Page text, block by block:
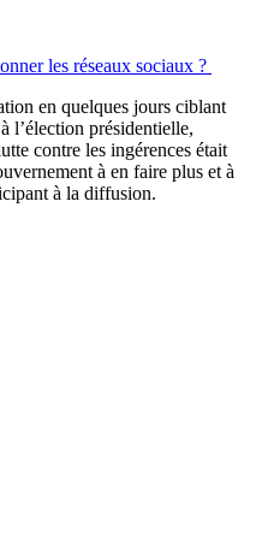
les réseaux sociaux ?
en quelques jours ciblant
l’élection présidentielle,
contre les ingérences était
à en faire plus et à
à la diffusion.